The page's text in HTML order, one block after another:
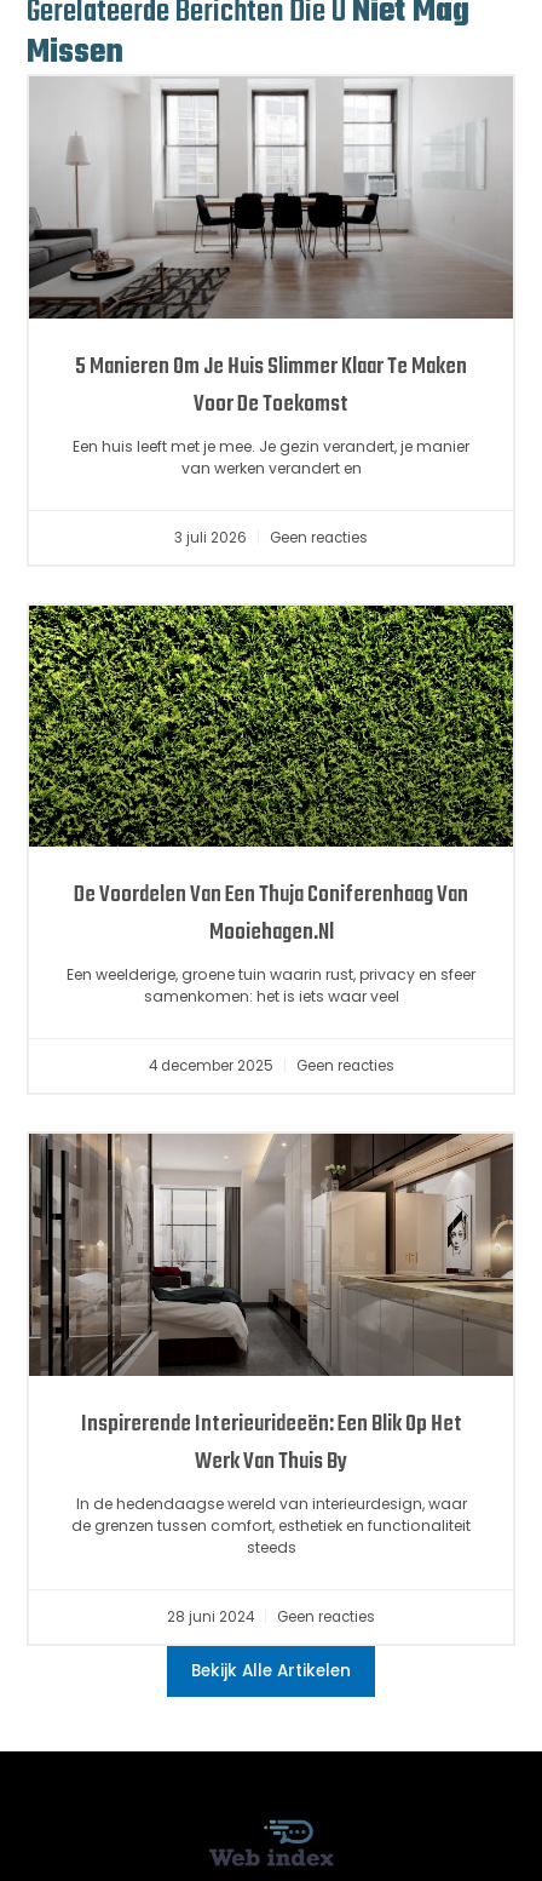
Gerelateerde Berichten Die UNiet Mag
Missen
5 Manieren Om Je Huis Slimmer Klaar Te Maken
Voor De Toekomst
Een huis leeft met je mee. Je gezin verandert, je manier
van werken verandert en
3 juli 2026 Geen reacties
De Voordelen Van Een Thuja Coniferenhaag Van
Mooiehagen.nl
Een weelderige, groene tuin waarin rust, privacy en sfeer
samenkomen: het is iets waar veel
4 december 2025 Geen reacties
Inspirerende Interieurideeën: Een Blik Op Het
Werk Van Thuis By
In de hedendaagse wereld van interieurdesign, waar
de grenzen tussen comfort, esthetiek en functionaliteit
steeds
28 juni 2024 Geen reacties
Bekijk Alle Artikelen